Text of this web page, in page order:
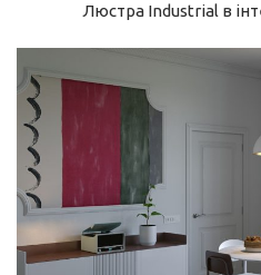
Люстра Industrial в